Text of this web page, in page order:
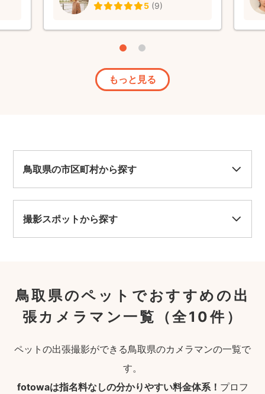
5 (9)
もっと見る
鳥取県の市区町村から探す
撮影スポットから探す
鳥取県のペットでおすすめの出
張カメラマン一覧
（全10件）
ペットの出張撮影ができる鳥取県のカメラマンの一覧で
す。
fotowaは指名料なしの分かりやすい料金体系！ プロフ